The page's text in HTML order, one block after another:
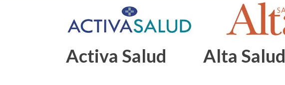
Activa Salud Alta Salud